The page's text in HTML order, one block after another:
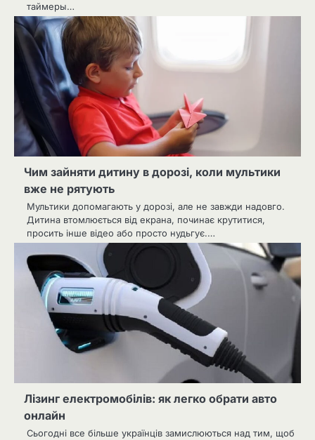
таймеры…
Чим зайняти дитину в дорозі, коли мультики
вже не рятують
Мультики допомагають у дорозі, але не завжди надовго.
Дитина втомлюється від екрана, починає крутитися,
просить інше відео або просто нудьгує.…
Лізинг електромобілів: як легко обрати авто
онлайн
Сьогодні все більше українців замислюються над тим, щоб